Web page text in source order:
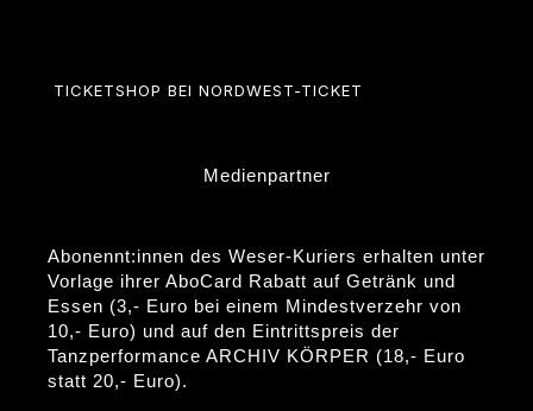
TICKETSHOP BEI NORDWEST-TICKET
Medienpartner
Abonennt:innen des Weser-Kuriers erhalten unter
Vorlage ihrer AboCard Rabatt auf Getränk und
Essen (3,- Euro bei einem Mindestverzehr von
10,- Euro) und auf den Eintrittspreis der
Tanzperformance ARCHIV KÖRPER (18,- Euro
statt 20,- Euro).